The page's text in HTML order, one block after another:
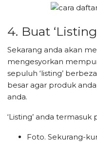
4. Buat
Sekarang anda akan
mengesyorkan
sepuluh ‘listing’
besar agar produk
anda.
‘Listing’ anda
Foto. Sekurang-